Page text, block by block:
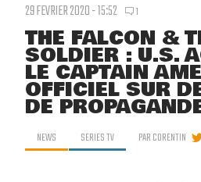
29 FEVRIER 2020 - 15:52 1
THE FALCON &
SOLDIER : U.S.
LE CAPTAIN
OFFICIEL SUR
DE
NEWS SERIES TV PARCORENTIN